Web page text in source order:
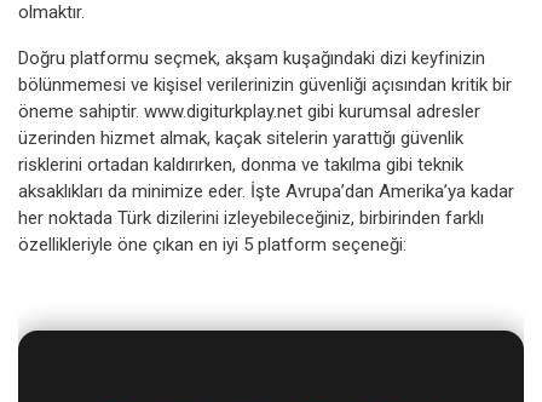
olmaktır.
Doğru platformu seçmek, akşam kuşağındaki dizi keyfinizin
bölünmemesi ve kişisel verilerinizin güvenliği açısından kritik bir
öneme sahiptir. www.digiturkplay.net gibi kurumsal adresler
üzerinden hizmet almak, kaçak sitelerin yarattığı güvenlik
risklerini ortadan kaldırırken, donma ve takılma gibi teknik
aksaklıkları da minimize eder. İşte Avrupa’dan Amerika’ya kadar
her noktada Türk dizilerini izleyebileceğiniz, birbirinden farklı
özellikleriyle öne çıkan en iyi 5 platform seçeneği: